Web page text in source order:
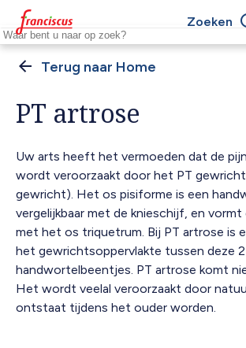
Overslaan
en
naar
gaan
Keywords
Zoeken
Home
PT artrose
Uw arts heeft het vermoeden dat de
wordt veroorzaakt door het PT
gewricht). Het os pisiforme is een
vergelijkbaar met de knieschijf, en
met het os triquetrum. Bij PT artrose is
het gewrichtsoppervlakte tussen deze 2
handwortelbeentjes. PT artrose komt
Het wordt veelal veroorzaakt door
ontstaat tijdens het ouder worden.